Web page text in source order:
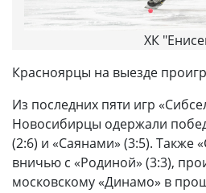
ХК
Красноярцы на выезде
Из последних пяти игр
Новосибирцы одержали
(2:6) и «Саянами» (3:5). Также
вничью с «Родиной» (3:3),
московскому «Динамо» в